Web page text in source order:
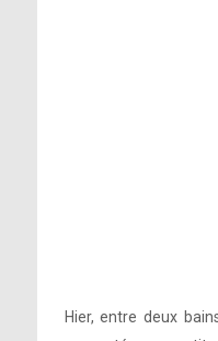
Hier, entre deux